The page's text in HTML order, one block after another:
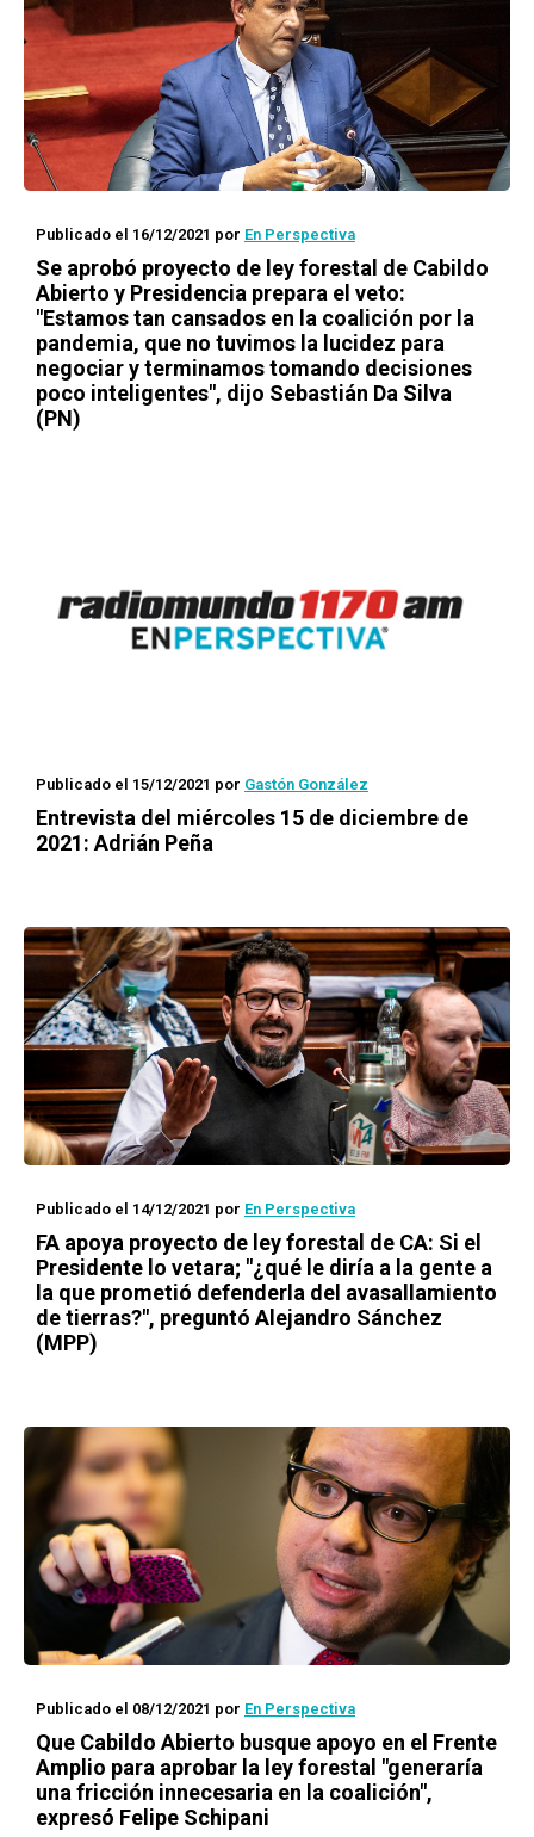
Publicado el 16/12/2021 por En Perspectiva
Se aprobó proyecto de ley forestal de Cabildo
Abierto y Presidencia prepara el veto:
"Estamos tan cansados en la coalición por la
pandemia, que no tuvimos la lucidez para
negociar y terminamos tomando decisiones
poco inteligentes", dijo Sebastián Da Silva
(PN)
Publicado el 15/12/2021 por Gastón González
Entrevista del miércoles 15 de diciembre de
2021: Adrián Peña
Publicado el 14/12/2021 por En Perspectiva
FA apoya proyecto de ley forestal de CA: Si el
Presidente lo vetara; "¿qué le diría a la gente a
la que prometió defenderla del avasallamiento
de tierras?", preguntó Alejandro Sánchez
(MPP)
Publicado el 08/12/2021 por En Perspectiva
Que Cabildo Abierto busque apoyo en el Frente
Amplio para aprobar la ley forestal "generaría
una fricción innecesaria en la coalición",
expresó Felipe Schipani